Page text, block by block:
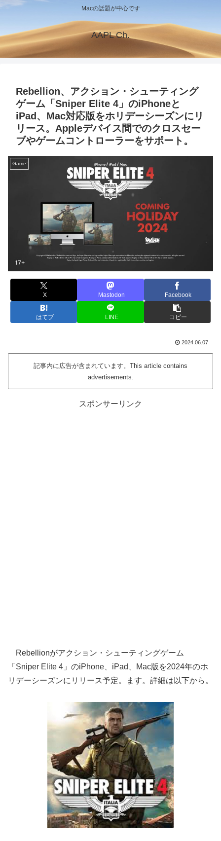
Macの話題が中心です
AAPL Ch.
Rebellion、アクション・シューティング
ゲーム「Sniper Elite 4」のiPhoneと
iPad、Mac対応版をホリデーシーズンにリ
リース。Appleデバイス間でのクロスセー
ブやゲームコントローラーをサポート。
Game
X Mastodon Facebook
はてブ LINE コピー
2024.06.07
記事内に広告が含まれています。This article contains
advertisements.
スポンサーリンク
Rebellionがアクション・シューティングゲーム
「Sniper Elite 4」のiPhone、iPad、Mac版を2024年のホ
リデーシーズンにリリース予定。ます。詳細は以下から。